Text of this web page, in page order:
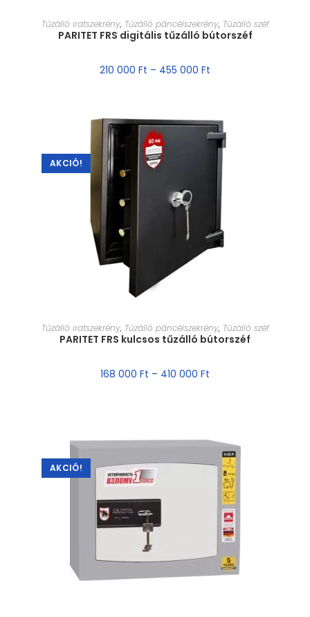
MÉRET VÁLASZTÁSA
Tűzálló iratszekrény, Tűzálló páncélszekrény, Tűzálló széf
PARITET FRS digitális tűzálló bútorszéf
210 000 Ft – 455 000 Ft
AKCIÓ!
MÉRET VÁLASZTÁSA
Tűzálló iratszekrény, Tűzálló páncélszekrény, Tűzálló széf
PARITET FRS kulcsos tűzálló bútorszéf
168 000 Ft – 410 000 Ft
AKCIÓ!